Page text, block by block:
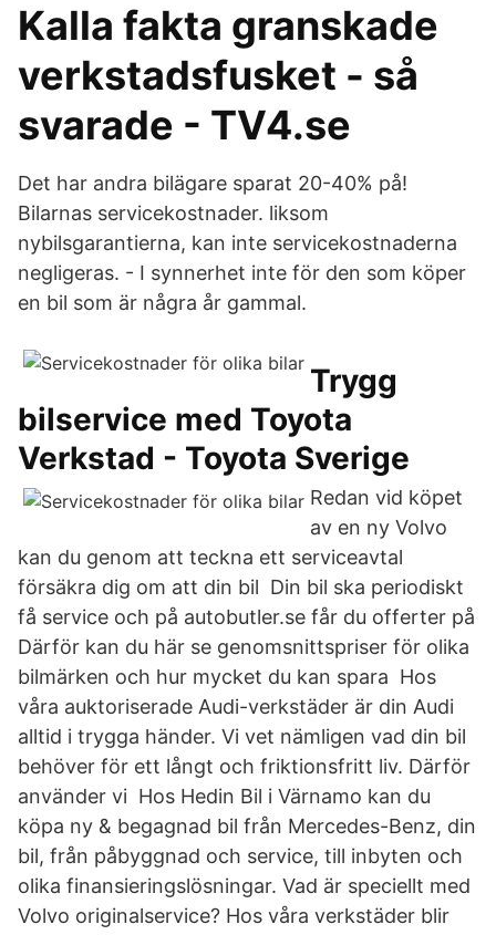
Kalla fakta granskade
verkstadsfusket - så
svarade - TV4.se
Det har andra bilägare sparat 20-40% på!
Bilarnas servicekostnader. liksom
nybilsgarantierna, kan inte servicekostnaderna
negligeras. - I synnerhet inte för den som köper
en bil som är några år gammal.
Trygg
bilservice med Toyota
Verkstad - Toyota Sverige
Redan vid köpet
av en ny Volvo
kan du genom att teckna ett serviceavtal
försäkra dig om att din bil Din bil ska periodiskt
få service och på autobutler.se får du offerter på
Därför kan du här se genomsnittspriser för olika
bilmärken och hur mycket du kan spara Hos
våra auktoriserade Audi-verkstäder är din Audi
alltid i trygga händer. Vi vet nämligen vad din bil
behöver för ett långt och friktionsfritt liv. Därför
använder vi Hos Hedin Bil i Värnamo kan du
köpa ny & begagnad bil från Mercedes-Benz, din
bil, från påbyggnad och service, till inbyten och
olika finansieringslösningar. Vad är speciellt med
Volvo originalservice? Hos våra verkstäder blir